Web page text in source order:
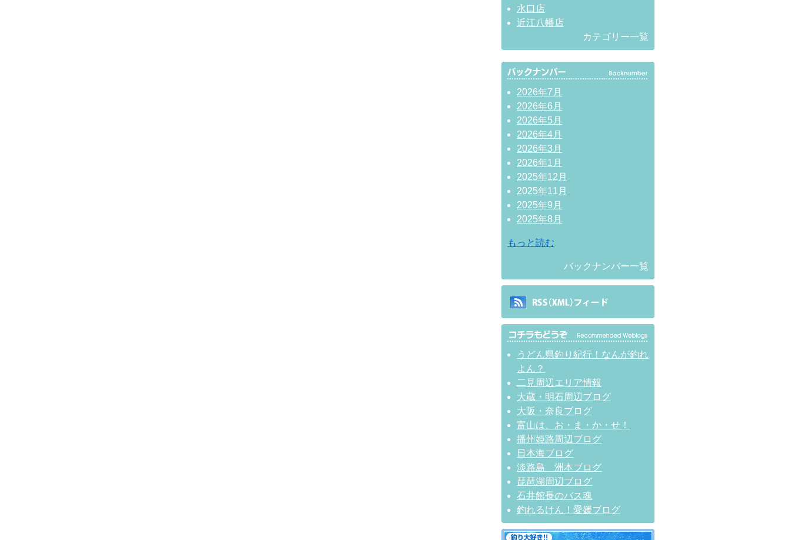
水口店
近江八幡店
カテゴリー一覧
2026年7月
2026年6月
2026年5月
2026年4月
2026年3月
2026年1月
2025年12月
2025年11月
2025年9月
2025年8月
もっと読む
バックナンバー一覧
うどん県釣り紀行！なんが釣れ
よん？
二見周辺エリア情報
大蔵・明石周辺ブログ
大阪・奈良ブログ
富山は、お・ま・か・せ！
播州姫路周辺ブログ
日本海ブログ
淡路島 洲本ブログ
琵琶湖周辺ブログ
石井館長のバス魂
釣れるけん！愛媛ブログ